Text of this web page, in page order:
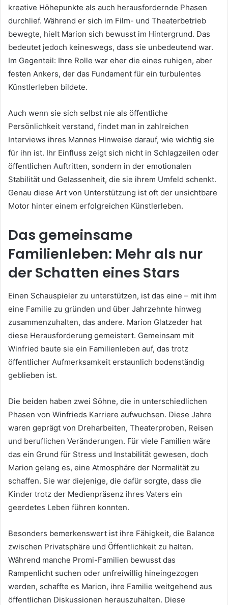
kreative Höhepunkte als auch herausfordernde Phasen
durchlief. Während er sich im Film- und Theaterbetrieb
bewegte, hielt Marion sich bewusst im Hintergrund. Das
bedeutet jedoch keineswegs, dass sie unbedeutend war.
Im Gegenteil: Ihre Rolle war eher die eines ruhigen, aber
festen Ankers, der das Fundament für ein turbulentes
Künstlerleben bildete.
Auch wenn sie sich selbst nie als öffentliche
Persönlichkeit verstand, findet man in zahlreichen
Interviews ihres Mannes Hinweise darauf, wie wichtig sie
für ihn ist. Ihr Einfluss zeigt sich nicht in Schlagzeilen oder
öffentlichen Auftritten, sondern in der emotionalen
Stabilität und Gelassenheit, die sie ihrem Umfeld schenkt.
Genau diese Art von Unterstützung ist oft der unsichtbare
Motor hinter einem erfolgreichen Künstlerleben.
Das gemeinsame
Familienleben: Mehr als nur
der Schatten eines Stars
Einen Schauspieler zu unterstützen, ist das eine – mit ihm
eine Familie zu gründen und über Jahrzehnte hinweg
zusammenzuhalten, das andere. Marion Glatzeder hat
diese Herausforderung gemeistert. Gemeinsam mit
Winfried baute sie ein Familienleben auf, das trotz
öffentlicher Aufmerksamkeit erstaunlich bodenständig
geblieben ist.
Die beiden haben zwei Söhne, die in unterschiedlichen
Phasen von Winfrieds Karriere aufwuchsen. Diese Jahre
waren geprägt von Dreharbeiten, Theaterproben, Reisen
und beruflichen Veränderungen. Für viele Familien wäre
das ein Grund für Stress und Instabilität gewesen, doch
Marion gelang es, eine Atmosphäre der Normalität zu
schaffen. Sie war diejenige, die dafür sorgte, dass die
Kinder trotz der Medienpräsenz ihres Vaters ein
geerdetes Leben führen konnten.
Besonders bemerkenswert ist ihre Fähigkeit, die Balance
zwischen Privatsphäre und Öffentlichkeit zu halten.
Während manche Promi-Familien bewusst das
Rampenlicht suchen oder unfreiwillig hineingezogen
werden, schaffte es Marion, ihre Familie weitgehend aus
öffentlichen Diskussionen herauszuhalten. Diese